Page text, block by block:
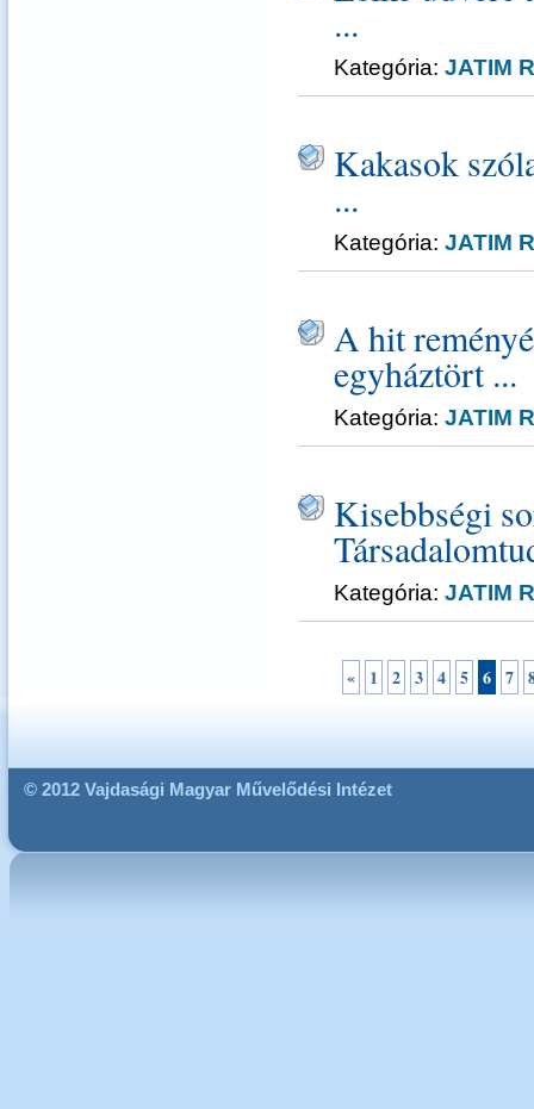
...
Kategória: JATIM
Kakasok
...
Kategória: JATIM
A hit
egyháztört ...
Kategória: JATIM
Kisebbségi
Kategória: JATIM
« 1 2 3 4 5 6 7
© 2012 Vajdasági Magyar Művelődési Intézet